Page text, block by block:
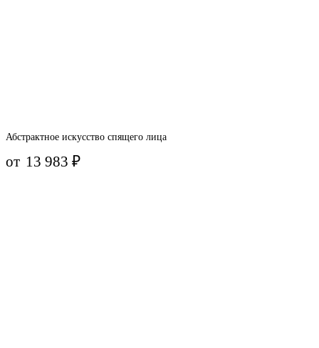
Абстрактное искусство спящего лица
от 13 983₽